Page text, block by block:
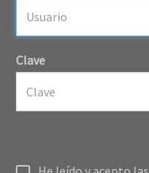
Clave